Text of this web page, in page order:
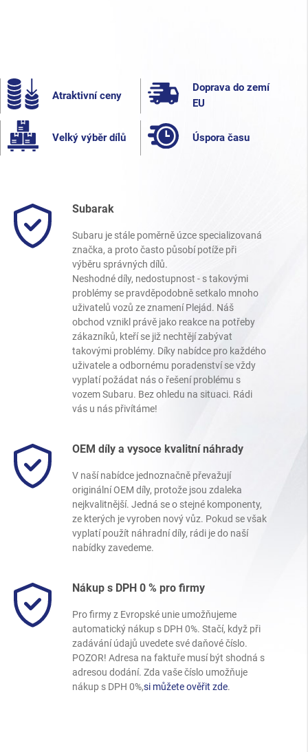
Atraktivní ceny
Doprava do zemí
EU
Velký výběr dílů Úspora času
Subarak
Subaru je stále poměrně úzce specializovaná
značka, a proto často působí potíže při
výběru správných dílů.
Neshodné díly, nedostupnost - s takovými
problémy se pravděpodobně setkalo mnoho
uživatelů vozů ze znamení Plejád. Náš
obchod vznikl právě jako reakce na potřeby
zákazníků, kteří se již nechtějí zabývat
takovými problémy. Díky nabídce pro každého
uživatele a odbornému poradenství se vždy
vyplatí požádat nás o řešení problému s
vozem Subaru. Bez ohledu na situaci. Rádi
vás u nás přivítáme!
OEM díly a vysoce kvalitní náhrady
V naší nabídce jednoznačně převažují
originální OEM díly, protože jsou zdaleka
nejkvalitnější. Jedná se o stejné komponenty,
ze kterých je vyroben nový vůz. Pokud se však
vyplatí použít náhradní díly, rádi je do naší
nabídky zavedeme.
Nákup s DPH 0 % pro firmy
Pro firmy z Evropské unie umožňujeme
automatický nákup s DPH 0%. Stačí, když při
zadávání údajů uvedete své daňové číslo.
POZOR! Adresa na faktuře musí být shodná s
adresou dodání. Zda vaše číslo umožňuje
nákup s DPH 0%,si můžete ověřit zde.